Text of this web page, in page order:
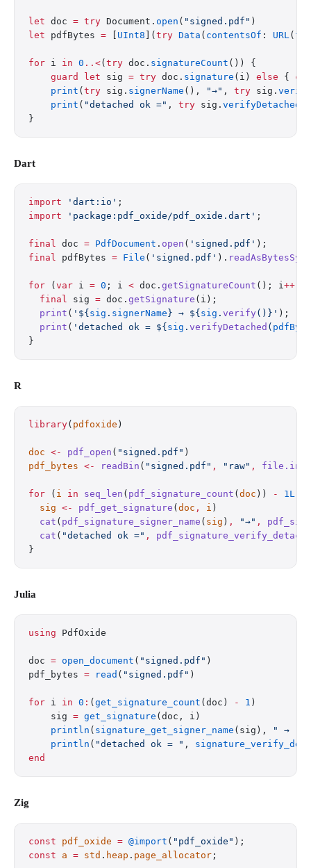
let doc = try Document. open ( "signed.pdf" )
let pdfBytes = UInt8 ]( try Data ( contentsOf : URL(
for i in 0 ..<( try doc. signatureCount ()) {
    guard
let sig = try doc. signature (i) else {
    print
( try sig. signerName (), "→" , try sig. verify
    print
( "detached ok =" , try sig. verifyDetached
}
Dart
import 'dart:io' ;
import 'package:pdf_oxide/pdf_oxide.dart' ;
final doc = PdfDocument . open ( 'signed.pdf' );
final pdfBytes = File ( 'signed.pdf' ). readAsBytesSync
for ( var i = 0 ; i < doc. getSignatureCount (); i++
  final
sig = doc. getSignature (i);
  print
( ' ${ sig . signerName } → ${ sig . verify ()} ' );
  print
( 'detached ok = ${ sig . verifyDetached (
}
R
library( pdfoxide )
doc <- pdf_open ( "signed.pdf" )
pdf_bytes <- readBin ( "signed.pdf" , "raw" , file.info
for ( i in seq_len ( pdf_signature_count ( doc )) - 1L
  sig
<- pdf_get_signature ( doc , i )
  cat
( pdf_signature_signer_name ( sig ) , "→" ,
  cat
( "detached ok =" ,
}
Julia
using PdfOxide
doc = open_document ( "signed.pdf" )
pdf_bytes = read ( "signed.pdf" )
for i in 0 : ( get_signature_count (doc) - 1 )
    sig
= get_signature (doc, i)
    println
( signature_get_signer_name (sig), " → "
    println
( "detached ok = " ,
end
Zig
const pdf_oxide = @import ( "pdf_oxide" );
const a = std . heap . page_allocator ;